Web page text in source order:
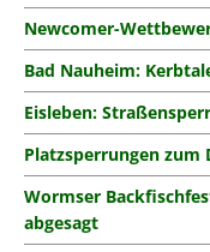
Newcomer-
Bad Nauheim:
Eisleben:
Platzsperrungen
Wormser
abgesagt